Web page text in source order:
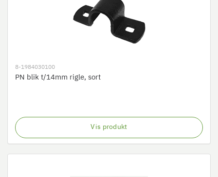
8-1984030100
PN blik t/14mm rigle, sort
Vis produkt